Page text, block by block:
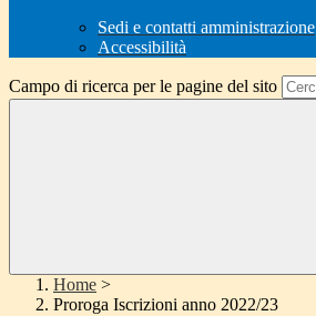
Sedi e contatti amministrazione
Accessibilità
Campo di ricerca per le pagine del sito
Home >
Proroga Iscrizioni anno 2022/23